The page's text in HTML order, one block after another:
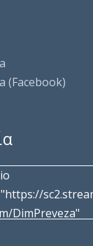
(Facebook)
DimPreveza"